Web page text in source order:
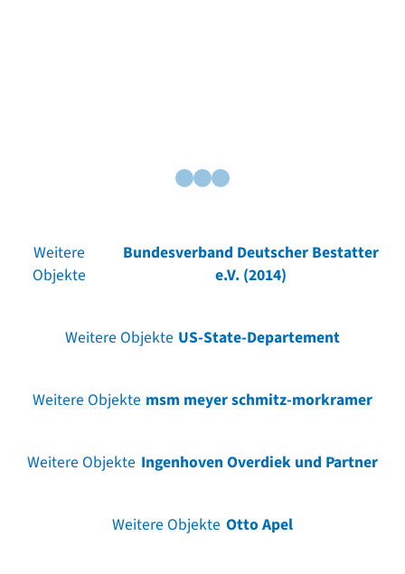
Weitere
Objekte
Bundesverband Deutscher Bestatter
e.V. (2014)
Weitere Objekte US-State-Departement
Weitere Objekte msm meyer schmitz-morkramer
Weitere Objekte Ingenhoven Overdiek und Partner
Weitere Objekte Otto Apel